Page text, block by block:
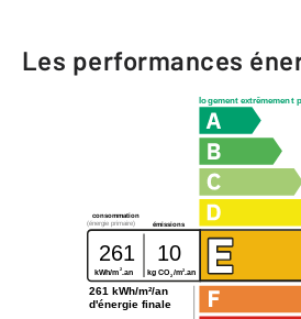
Les performances
logement extrêmement
consommation
émissions
(énergie primaire)
261 10
kWh/m2.an kg CO2/m2 .an
261 kWh/m²/an
d'énergie finale